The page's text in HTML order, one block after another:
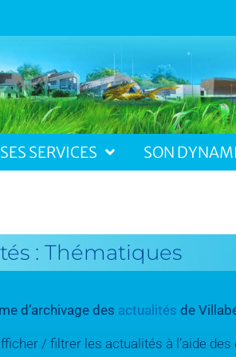
SES SERVICES SON
: Thématiques
d’archivage des actualités de
/ filtrer les actualités à l’aide